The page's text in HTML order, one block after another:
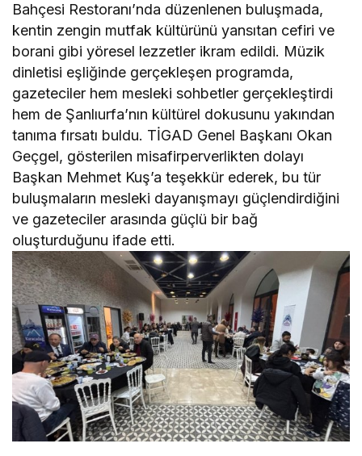
Bahçesi Restoranı’nda düzenlenen buluşmada,
kentin zengin mutfak kültürünü yansıtan cefiri ve
borani gibi yöresel lezzetler ikram edildi. Müzik
dinletisi eşliğinde gerçekleşen programda,
gazeteciler hem mesleki sohbetler gerçekleştirdi
hem de Şanlıurfa’nın kültürel dokusunu yakından
tanıma fırsatı buldu. TİGAD Genel Başkanı Okan
Geçgel, gösterilen misafirperverlikten dolayı
Başkan Mehmet Kuş’a teşekkür ederek, bu tür
buluşmaların mesleki dayanışmayı güçlendirdiğini
ve gazeteciler arasında güçlü bir bağ
oluşturduğunu ifade etti.